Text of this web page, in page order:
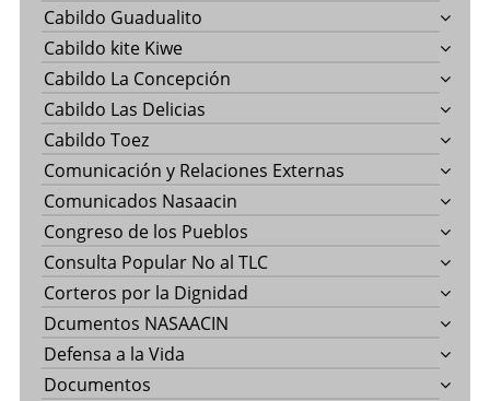
Cabildo Guadualito
Cabildo kite Kiwe
Cabildo La Concepción
Cabildo Las Delicias
Cabildo Toez
Comunicación y Relaciones Externas
Comunicados Nasaacin
Congreso de los Pueblos
Consulta Popular No al TLC
Corteros por la Dignidad
Dcumentos NASAACIN
Defensa a la Vida
Documentos